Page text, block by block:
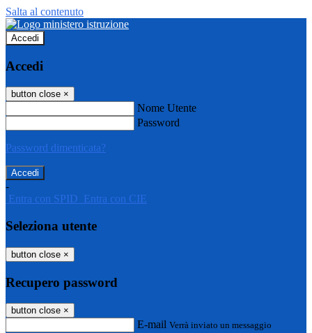
Salta al contenuto
Accedi
Accedi
button close ×
Nome Utente
Password
Password dimenticata?
-
Entra con SPID Entra con CIE
Seleziona utente
button close ×
Recupero password
button close ×
E-mail Verrà inviato un messaggio